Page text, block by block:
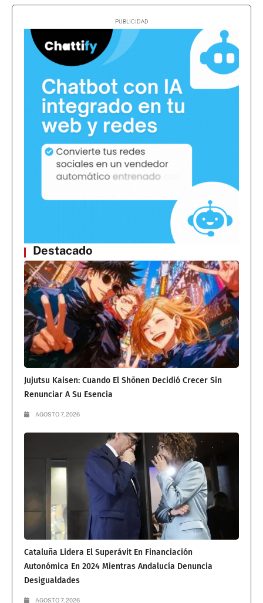
Destacado
Jujutsu Kaisen: Cuando El Shōnen Decidió Crecer Sin
Renunciar A Su Esencia
AGOSTO 7, 2026
Cataluña Lidera El Superávit En Financiación
Autonómica En 2024 Mientras Andalucía Denuncia
Desigualdades
AGOSTO 7, 2026